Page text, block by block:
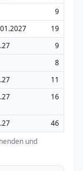
9
19
9
8
11
16
46
und